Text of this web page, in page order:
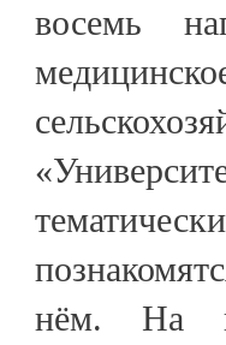
восемь
нём. На